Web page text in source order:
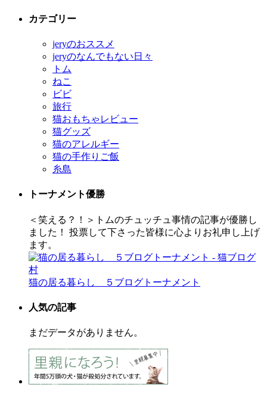
カテゴリー
jeryのおススメ
jeryのなんでもない日々
トム
ねこ
ビビ
旅行
猫おもちゃレビュー
猫グッズ
猫のアレルギー
猫の手作りご飯
糸島
トーナメント優勝
＜笑える？！＞トムのチュッチュ事情の記事が優勝し
ました！ 投票して下さった皆様に心よりお礼申し上げ
ます。
猫の居る暮らし ５ブログトーナメント
人気の記事
まだデータがありません。